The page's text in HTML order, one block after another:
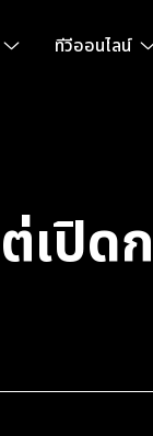
ทีวีออนไลน์
เปิด